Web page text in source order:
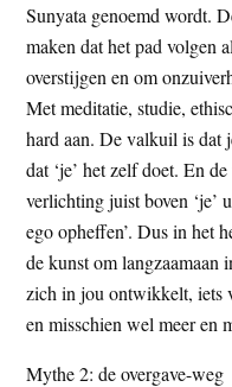
Sunyata genoemd wordt.
maken dat het pad volgen
overstijgen en om
Met meditatie, studie,
hard aan. De valkuil is dat
dat ‘je’ het zelf doet. En
verlichting juist boven ‘je’
ego opheffen’. Dus in het
de kunst om langzaamaan
zich in jou ontwikkelt, iets
en misschien wel meer en
Mythe 2: de overgave-weg